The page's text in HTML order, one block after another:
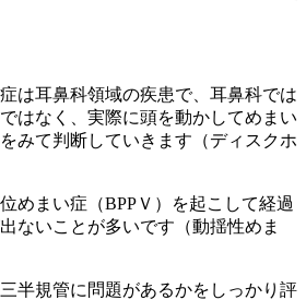
は耳鼻科領域の疾患で、耳鼻科では
はなく、実際に頭を動かしてめまい
みて判断していきます（ディスクホ
めまい症（BPPＶ）を起こして経過
ないことが多いです（動揺性めま
半規管に問題があるかをしっかり評